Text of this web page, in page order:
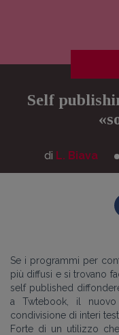
Self
di L. Biava
Se i programmi per
più diffusi e si trovano
self published
a Twtebook, il
condivisione di interi
Forte di un utilizzo